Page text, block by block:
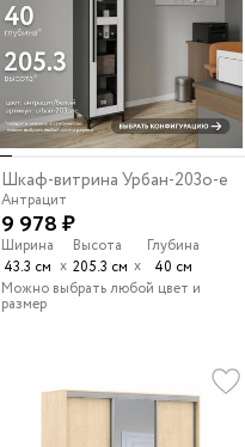
Шкаф-витрина Урбан-203o-e
Антрацит
9 978 ₽
Ширина
43.3 см х
Высота
205.3 см х
Глубина
40 см
Можно выбрать любой цвет и
размер